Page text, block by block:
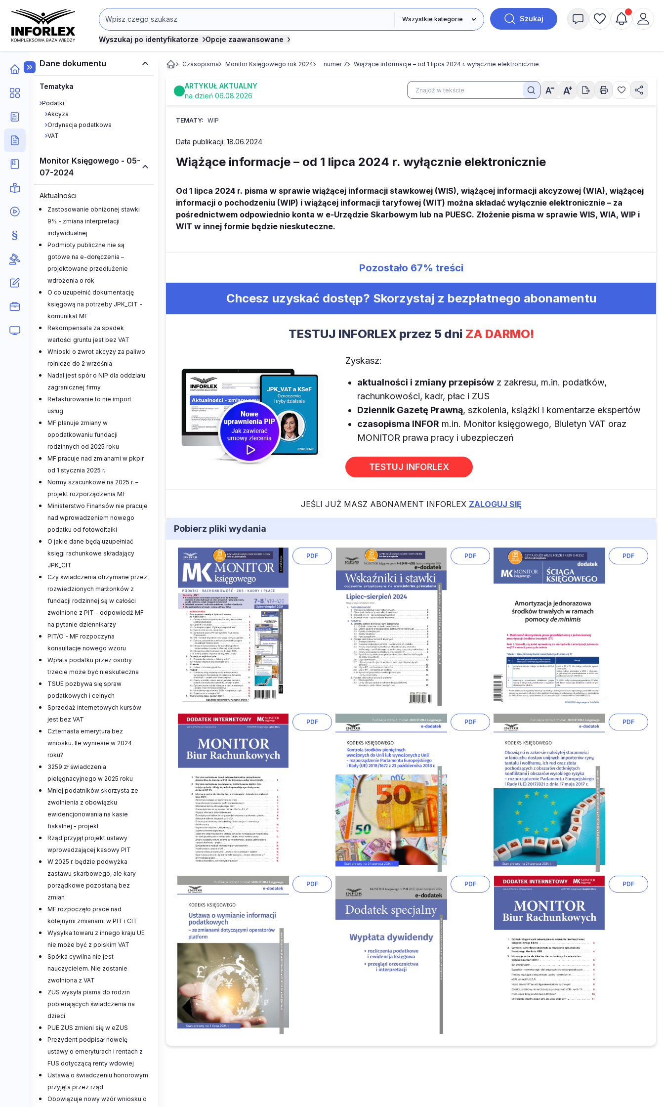
Szukaj
Wyszukaj po identyfikatorze Opcje zaawansowane
Dane dokumentu
Tematyka
Podatki
Akcyza
Ordynacja podatkowa
VAT
Monitor Księgowego - 05-
07-2024
Aktualności
Zastosowanie obniżonej stawki
9% - zmiana interpretacji
indywidualnej
Podmioty publiczne nie są
gotowe na e-doręczenia –
projektowane przedłużenie
wdrożenia o rok
O co uzupełnić dokumentację
księgową na potrzeby JPK_CIT -
komunikat MF
Rekompensata za spadek
wartości gruntu jest bez VAT
Wnioski o zwrot akcyzy za paliwo
rolnicze do 2 września
Nadal jest spór o NIP dla oddziału
zagranicznej firmy
Refakturowanie to nie import
usług
MF planuje zmiany w
opodatkowaniu fundacji
rodzinnych od 2025 roku
MF pracuje nad zmianami w pkpir
od 1 stycznia 2025 r.
Normy szacunkowe na 2025 r. –
projekt rozporządzenia MF
Ministerstwo Finansów nie pracuje
nad wprowadzeniem nowego
podatku od fotowoltaiki
O jakie dane będą uzupełniać
księgi rachunkowe składający
JPK_CIT
Czy świadczenia otrzymane przez
rozwiedzionych małżonków z
fundacji rodzinnej są w całości
zwolnione z PIT - odpowiedź MF
na pytanie dziennikarzy
PIT/O - MF rozpoczyna
konsultacje nowego wzoru
Wpłata podatku przez osoby
trzecie może być nieskuteczna
TSUE pozbywa się spraw
podatkowych i celnych
Sprzedaż internetowych kursów
jest bez VAT
Czternasta emerytura bez
wniosku. Ile wyniesie w 2024
roku?
3259 zł świadczenia
pielęgnacyjnego w 2025 roku
Mniej podatników skorzysta ze
zwolnienia z obowiązku
ewidencjonowania na kasie
fiskalnej - projekt
Rząd przyjął projekt ustawy
wprowadzającej kasowy PIT
W 2025 r. będzie podwyżka
zastawu skarbowego, ale kary
porządkowe pozostaną bez
zmian
MF rozpoczęło prace nad
kolejnymi zmianami w PIT i CIT
Wysyłka towaru z innego kraju UE
nie może być z polskim VAT
Spółka cywilna nie jest
nauczycielem. Nie zostanie
zwolniona z VAT
ZUS wysyła pisma do rodzin
pobierających świadczenia na
dzieci
PUE ZUS zmieni się w eZUS
Prezydent podpisał nowelę
ustawy o emeryturach i rentach z
FUS dotyczącą renty wdowiej
Ustawa o świadczeniu honorowym
przyjęta przez rząd
Obowiązuje nowy wzór wniosku o
Czasopisma Monitor Księgowego rok 2024 numer 7 Wiążące informacje – od 1 lipca 2024 r. wyłącznie elektronicznie
ARTYKUŁ AKTUALNY
na dzień 06.08.2026
TEMATY: WIP
Data publikacji: 18.06.2024
Wiążące informacje – od 1 lipca 2024 r. wyłącznie elektronicznie
Od 1 lipca 2024 r. pisma w sprawie wiążącej informacji stawkowej (WIS), wiążącej informacji akcyzowej (WIA), wiążącej
informacji o pochodzeniu (WIP) i wiążącej informacji taryfowej (WIT) można składać wyłącznie elektronicznie – za
pośrednictwem odpowiednio konta w e-Urzędzie Skarbowym lub na PUESC. Złożenie pisma w sprawie WIS, WIA, WIP i
WIT w innej formie będzie nieskuteczne.
Pozostało 67% treści
Chcesz uzyskać dostęp? Skorzystaj z bezpłatnego abonamentu
TESTUJ INFORLEX przez 5 dni ZA DARMO!
Zyskasz:
aktualności i zmiany przepisówz zakresu, m.in. podatków,
rachunkowości, kadr, płac i ZUS
Dziennik Gazetę Prawną, szkolenia, książki i komentarze ekspertów
czasopisma INFOR m.in. Monitor księgowego, Biuletyn VAT oraz
MONITOR prawa pracy i ubezpieczeń
TESTUJ INFORLEX
JEŚLI JUŻ MASZ ABONAMENT INFORLEX ZALOGUJ SIĘ
Pobierz pliki wydania
PDF PDF PDF
PDF PDF PDF
PDF PDF PDF